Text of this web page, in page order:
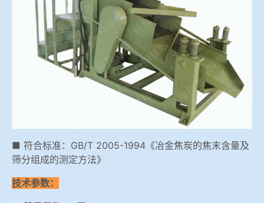
冶金石灰活性度测定仪
矿石、焦炭物理检测及制样设备
工业分析、测硫仪等
在线买世界杯网站
■ 符合标准：GB/T 2005-1994《冶金焦炭的焦末含量及
筛分组成的测定方法》
技术参数：